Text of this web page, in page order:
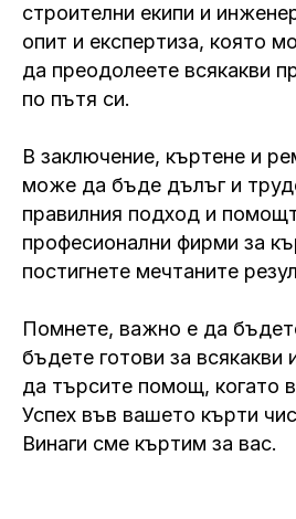
строителни екипи и
опит и експертиза, която
да преодолеете всякакви
по пътя си.
В заключение, къртене и
може да бъде дълъг и
правилния подход и
професионални фирми за
постигнете мечтаните
Помнете, важно е да
бъдете готови за всякакви
да търсите помощ, когато
Успех във вашето кърти
Винаги сме къртим за вас.